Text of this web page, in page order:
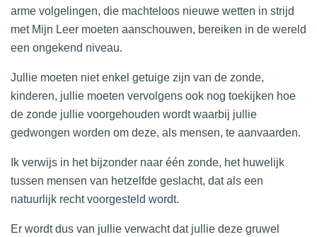
arme volgelingen, die machteloos nieuwe wetten in strijd
met Mijn Leer moeten aanschouwen, bereiken in de wereld
een ongekend niveau.
Jullie moeten niet enkel getuige zijn van de zonde,
kinderen, jullie moeten vervolgens ook nog toekijken hoe
de zonde jullie voorgehouden wordt waarbij jullie
gedwongen worden om deze, als mensen, te aanvaarden.
Ik verwijs in het bijzonder naar één zonde, het huwelijk
tussen mensen van hetzelfde geslacht, dat als een
natuurlijk recht voorgesteld wordt.
Er wordt dus van jullie verwacht dat jullie deze gruwel